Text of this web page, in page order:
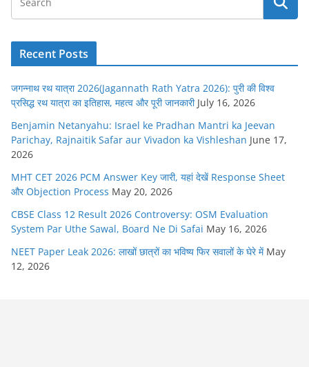
Recent Posts
जगन्नाथ रथ यात्रा 2026(Jagannath Rath Yatra 2026): पुरी की विश्व
प्रसिद्ध रथ यात्रा का इतिहास, महत्व और पूरी जानकारी July 16, 2026
Benjamin Netanyahu: Israel ke Pradhan Mantri ka Jeevan
Parichay, Rajnaitik Safar aur Vivadon ka Vishleshan June 17,
2026
MHT CET 2026 PCM Answer Key जारी, यहां देखें Response Sheet
और Objection Process May 20, 2026
CBSE Class 12 Result 2026 Controversy: OSM Evaluation
System Par Uthe Sawal, Board Ne Di Safai May 16, 2026
NEET Paper Leak 2026: लाखों छात्रों का भविष्य फिर सवालों के घेरे में May
12, 2026